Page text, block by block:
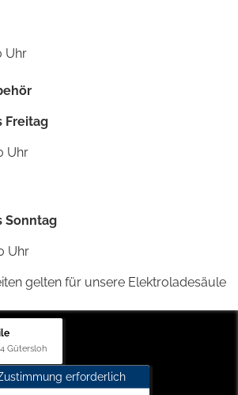
Uhr
Freitag
Uhr
Sonntag
Uhr
gelten für unsere Elektroladesäule
Gütersloh
erforderlich